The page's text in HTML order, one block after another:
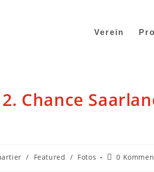
Verein
Chance
/ Featured / Fotos 0